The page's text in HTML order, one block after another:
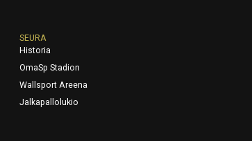
SEURA
Historia
OmaSp Stadion
Wallsport Areena
Jalkapallolukio